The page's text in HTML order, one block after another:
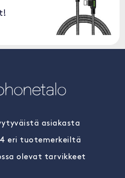
asiakasta
eri tuotemerkeiltä
olevat tarvikkeet